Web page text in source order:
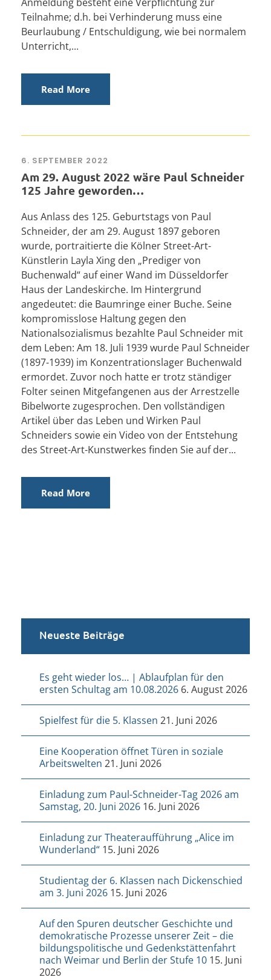
Teilnahme; d.h. bei Verhinderung muss eine
Beurlaubung / Entschuldigung, wie bei normalem
Unterricht,...
Read More
6. SEPTEMBER 2022
Am 29. August 2022 wäre Paul Schneider
125 Jahre geworden…
Aus Anlass des 125. Geburtstags von Paul
Schneider, der am 29. August 1897 geboren
wurde, portraitierte die Kölner Street-Art-
Künstlerin Layla Xing den „Prediger von
Buchenwald“ auf einer Wand im Düsseldorfer
Haus der Landeskirche. Im Hintergrund
angedeutet: die Baumringe einer Buche. Seine
kompromisslose Haltung gegen den
Nationalsozialismus bezahlte Paul Schneider mit
dem Leben: Am 18. Juli 1939 wurde Paul Schneider
(1897-1939) im Konzentrationslager Buchenwald
ermordet. Zuvor noch hatte er trotz ständiger
Folter seinen Mitgefangenen aus der Arrestzelle
Bibelworte zugesprochen. Den vollständigen
Artikel über das Leben und Wirken Paul
Schneiders sowie ein Video von der Entstehung
des Street-Art-Kunstwerkes finden Sie auf der...
Read More
Neueste Beiträge
Es geht wieder los… | Ablaufplan für den
ersten Schultag am 10.08.2026 6. August 2026
Spielfest für die 5. Klassen 21. Juni 2026
Eine Kooperation öffnet Türen in soziale
Arbeitswelten 21. Juni 2026
Einladung zum Paul-Schneider-Tag 2026 am
Samstag, 20. Juni 2026 16. Juni 2026
Einladung zur Theateraufführung „Alice im
Wunderland“ 15. Juni 2026
Studientag der 6. Klassen nach Dickenschied
am 3. Juni 2026 15. Juni 2026
Auf den Spuren deutscher Geschichte und
demokratische Prozesse unserer Zeit – die
bildungspolitische und Gedenkstättenfahrt
nach Weimar und Berlin der Stufe 10 15. Juni
2026